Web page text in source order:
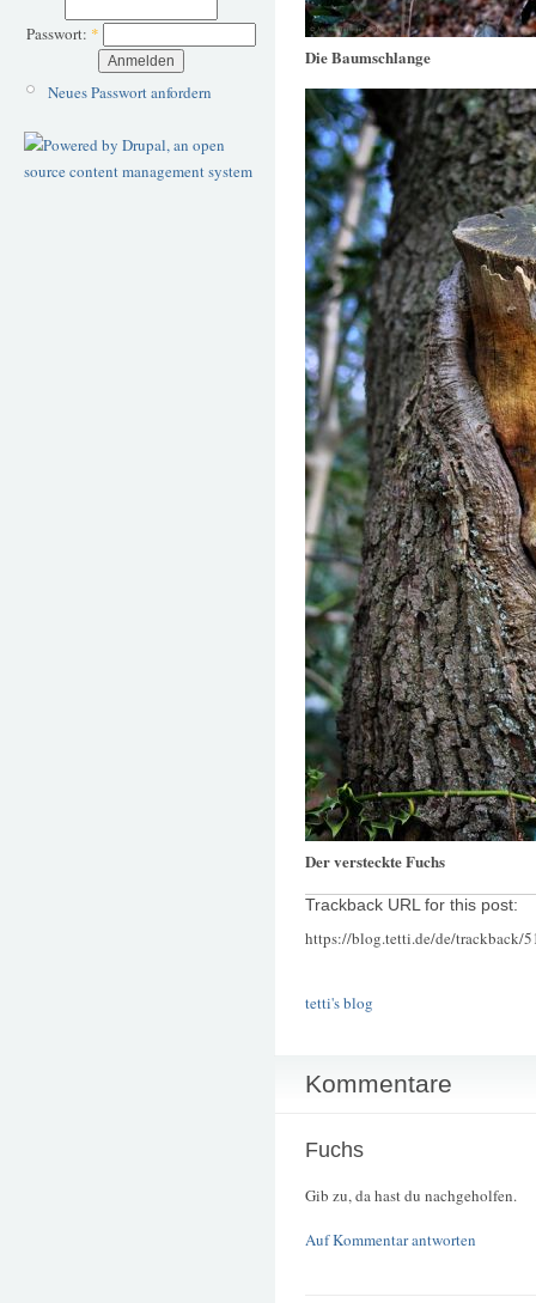
Passwort: *
Neues Passwort anfordern
Die Baumschlange
Der versteckte Fuchs
Trackback URL for this post:
https://blog.tetti.de/de/trackback/
tetti's blog
Kommentare
Fuchs
Gib zu, da hast du nachgeholfen.
Auf Kommentar antworten